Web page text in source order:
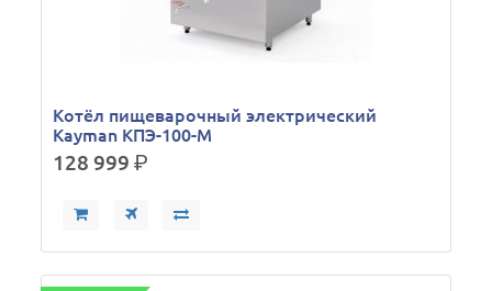
Котёл пищеварочный электрический
Kayman КПЭ-100-М
128 999р.